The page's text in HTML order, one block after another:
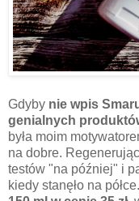
Gdyby nie wpis
genialnych
była moim
na dobre.
testów "na później" i
kiedy stanęło na półce.